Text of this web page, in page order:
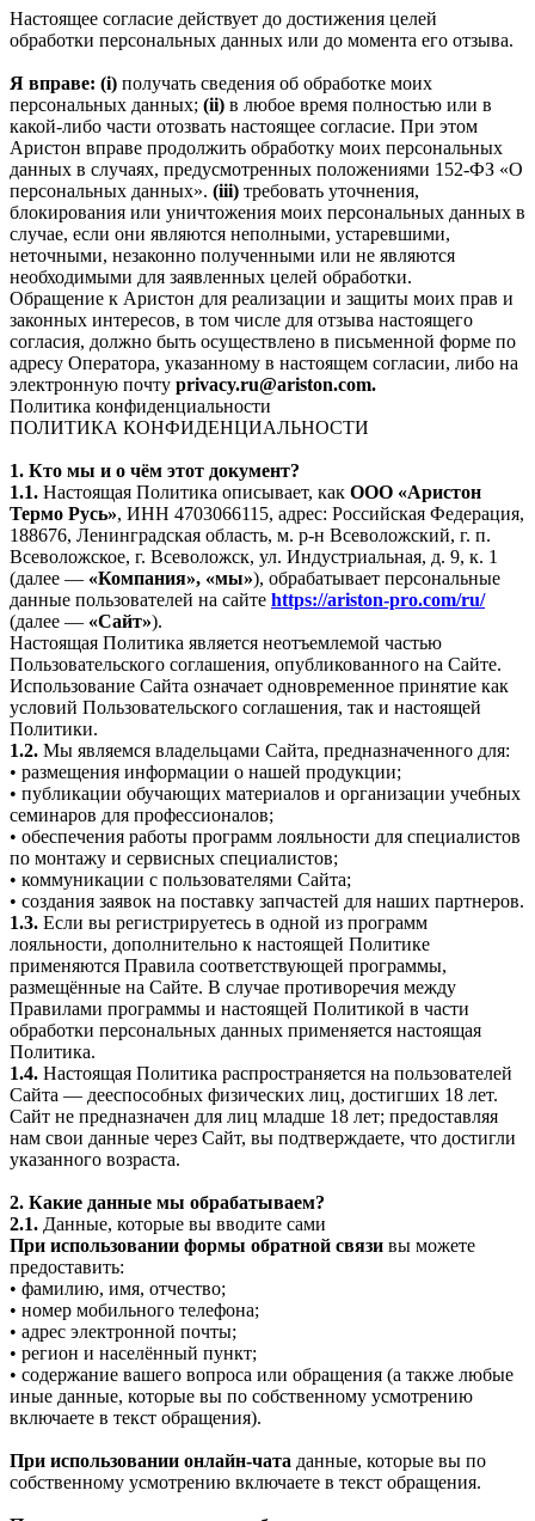
Настоящее согласие действует до достижения целей
обработки персональных данных или до момента его отзыва.
Я вправе: (i) получать сведения об обработке моих
персональных данных; (ii) в любое время полностью или в
какой-либо части отозвать настоящее согласие. При этом
Аристон вправе продолжить обработку моих персональных
данных в случаях, предусмотренных положениями 152-ФЗ «О
персональных данных». (iii) требовать уточнения,
блокирования или уничтожения моих персональных данных в
случае, если они являются неполными, устаревшими,
неточными, незаконно полученными или не являются
необходимыми для заявленных целей обработки.
Обращение к Аристон для реализации и защиты моих прав и
законных интересов, в том числе для отзыва настоящего
согласия, должно быть осуществлено в письменной форме по
адресу Оператора, указанному в настоящем согласии, либо на
электронную почту privacy.ru@ariston.com.
Политика конфиденциальности
ПОЛИТИКА КОНФИДЕНЦИАЛЬНОСТИ
1. Кто мы и о чём этот документ?
1.1. Настоящая Политика описывает, как ООО «Аристон
Термо Русь», ИНН 4703066115, адрес: Российская Федерация,
188676, Ленинградская область, м. р-н Всеволожский, г. п.
Всеволожское, г. Всеволожск, ул. Индустриальная, д. 9, к. 1
(далее — «Компания», «мы»), обрабатывает персональные
данные пользователей на сайте https://ariston-pro.com/ru/
(далее — «Сайт»).
Настоящая Политика является неотъемлемой частью
Пользовательского соглашения, опубликованного на Сайте.
Использование Сайта означает одновременное принятие как
условий Пользовательского соглашения, так и настоящей
Политики.
1.2. Мы являемся владельцами Сайта, предназначенного для:
• размещения информации о нашей продукции;
• публикации обучающих материалов и организации учебных
семинаров для профессионалов;
• обеспечения работы программ лояльности для специалистов
по монтажу и сервисных специалистов;
• коммуникации с пользователями Сайта;
• создания заявок на поставку запчастей для наших партнеров.
1.3. Если вы регистрируетесь в одной из программ
лояльности, дополнительно к настоящей Политике
применяются Правила соответствующей программы,
размещённые на Сайте. В случае противоречия между
Правилами программы и настоящей Политикой в части
обработки персональных данных применяется настоящая
Политика.
1.4. Настоящая Политика распространяется на пользователей
Сайта — дееспособных физических лиц, достигших 18 лет.
Сайт не предназначен для лиц младше 18 лет; предоставляя
нам свои данные через Сайт, вы подтверждаете, что достигли
указанного возраста.
2. Какие данные мы обрабатываем?
2.1. Данные, которые вы вводите сами
При использовании формы обратной связи вы можете
предоставить:
• фамилию, имя, отчество;
• номер мобильного телефона;
• адрес электронной почты;
• регион и населённый пункт;
• содержание вашего вопроса или обращения (а также любые
иные данные, которые вы по собственному усмотрению
включаете в текст обращения).
При использовании онлайн-чата данные, которые вы по
собственному усмотрению включаете в текст обращения.